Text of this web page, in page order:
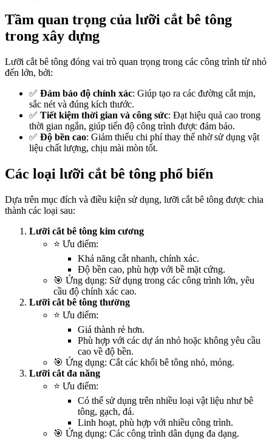
Tầm quan trọng của lưỡi cắt bê tông
trong xây dựng
Lưỡi cắt bê tông đóng vai trò quan trọng trong các công trình từ nhỏ
đến lớn, bởi:
✅ Đảm bảo độ chính xác: Giúp tạo ra các đường cắt mịn,
sắc nét và đúng kích thước.
✅ Tiết kiệm thời gian và công sức: Đạt hiệu quả cao trong
thời gian ngắn, giúp tiến độ công trình được đảm bảo.
✅ Độ bền cao: Giảm thiểu chi phí thay thế nhờ sử dụng vật
liệu chất lượng, chịu mài mòn tốt.
Các loại lưỡi cắt bê tông phổ biến
Dựa trên mục đích và điều kiện sử dụng, lưỡi cắt bê tông được chia
thành các loại sau:
Lưỡi cắt bê tông kim cương
⭐ Ưu điểm:
Khả năng cắt nhanh, chính xác.
Độ bền cao, phù hợp với bề mặt cứng.
🎯 Ứng dụng: Sử dụng trong các công trình lớn, yêu
cầu độ chính xác cao.
Lưỡi cắt bê tông thường
⭐ Ưu điểm:
Giá thành rẻ hơn.
Phù hợp với các dự án nhỏ hoặc không yêu cầu
cao về độ bền.
🎯 Ứng dụng: Cắt các khối bê tông nhỏ, mỏng.
Lưỡi cắt đa năng
⭐ Ưu điểm:
Có thể sử dụng trên nhiều loại vật liệu như bê
tông, gạch, đá.
Linh hoạt, phù hợp với nhiều công trình.
🎯 Ứng dụng: Các công trình dân dụng đa dạng.